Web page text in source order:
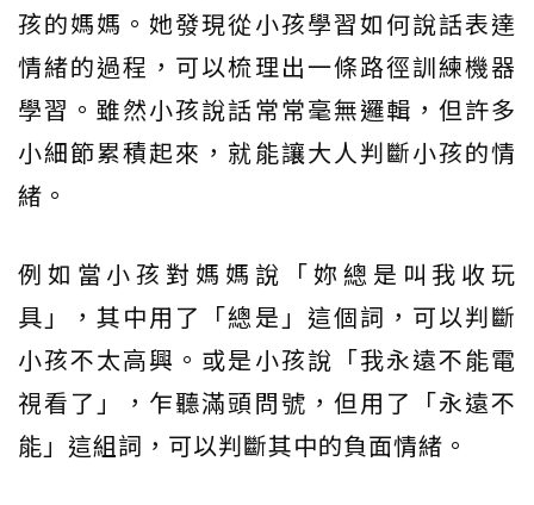
孩的媽媽。她發現從小孩學習如何說話表達
情緒的過程，可以梳理出一條路徑訓練機器
學習。雖然小孩說話常常毫無邏輯，但許多
小細節累積起來，就能讓大人判斷小孩的情
緒。
例如當小孩對媽媽說「妳總是叫我收玩
具」，其中用了「總是」這個詞，可以判斷
小孩不太高興。或是小孩說「我永遠不能電
視看了」，乍聽滿頭問號，但用了「永遠不
能」這組詞，可以判斷其中的負面情緒。